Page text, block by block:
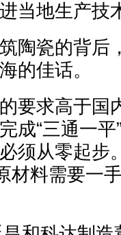
当地生产技
瓷的背后
的佳话。
求高于国
成“三通一
须从零起步
材料需要一